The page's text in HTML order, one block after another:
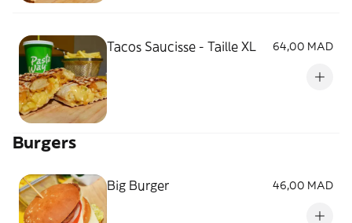
Tacos Saucisse - Taille XL 64,00 MAD
Burgers
Big Burger 46,00 MAD